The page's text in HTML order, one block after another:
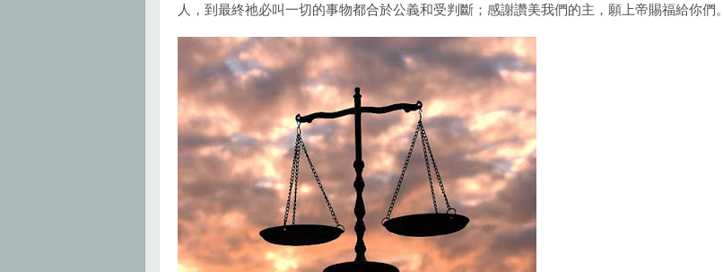
人，到最終祂必叫一切的事物都合於公義和受判斷；感謝讚美我們的主，願上帝賜福給你們。